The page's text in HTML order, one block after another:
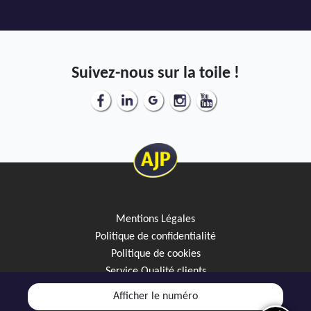
Afficher le numéro
Suivez-nous sur la toile !
Mentions Légales
Politique de confidentialité
Politique de cookies
Service Qualité clients
Créez votre alerte mail